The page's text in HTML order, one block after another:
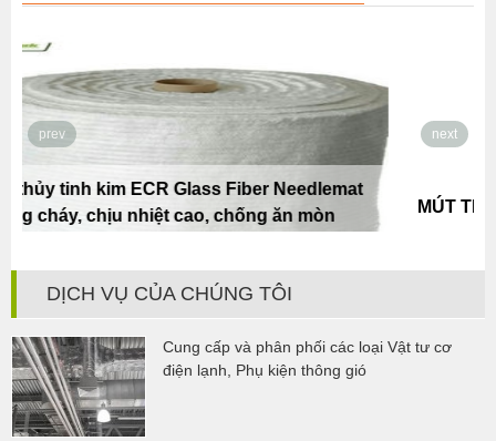
MÚT TRỨNG CAO SU LƯU HOÁ REMAK
prev next
DỊCH VỤ CỦA CHÚNG TÔI
Cung cấp và phân phối các loại Vật tư cơ
điện lạnh, Phụ kiện thông gió